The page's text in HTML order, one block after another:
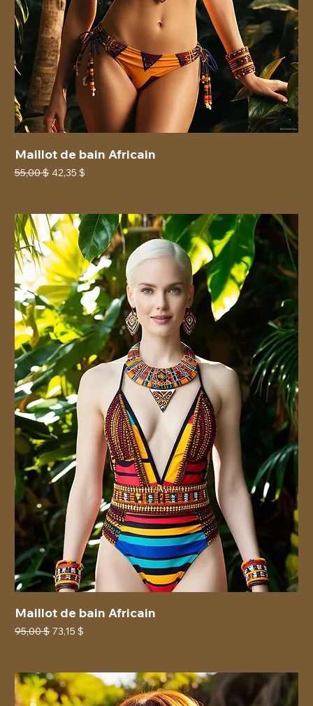
Maillot de bain Africain
Prix original
55,00 $ Prix promotionnel
42,35 $
Maillot de bain Africain
Prix original
95,00 $ Prix promotionnel
73,15 $